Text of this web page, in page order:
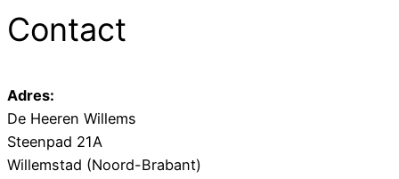
Contact
Adres:
De Heeren Willems
Steenpad 21A
Willemstad (Noord-Brabant)